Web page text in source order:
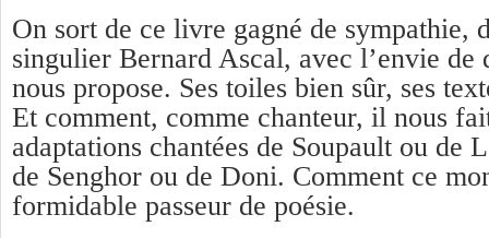
On sort de ce livre gagné de sympathie,
singulier Bernard Ascal, avec l’envie de
nous propose. Ses toiles bien sûr, ses
Et comment, comme chanteur, il nous
adaptations chantées de Soupault ou de
de Senghor ou de Doni. Comment ce
formidable passeur de poésie.